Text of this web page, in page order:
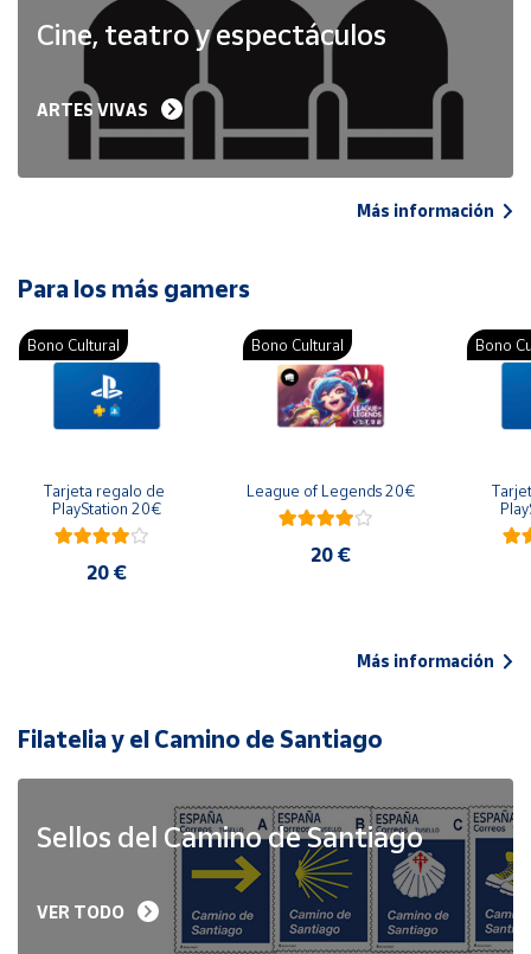
Cine, teatro y espectáculos
ARTES VIVAS
Más información
Para los más gamers
Bono Cultural
Tarjeta regalo de
PlayStation 20€
20 €
Bono Cultural
League of Legends 20€
20 €
Bono
Más información
Filatelia y el Camino de Santiago
Sellos del Camino de Santiago
VER TODO